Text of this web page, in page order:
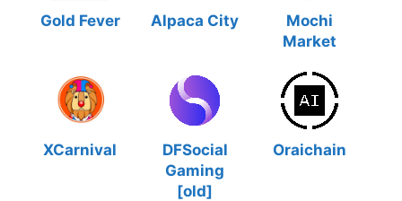
Gold Fever Alpaca City
Mochi
Market
XCarnival
DFSocial
Gaming
[old]
Oraichain